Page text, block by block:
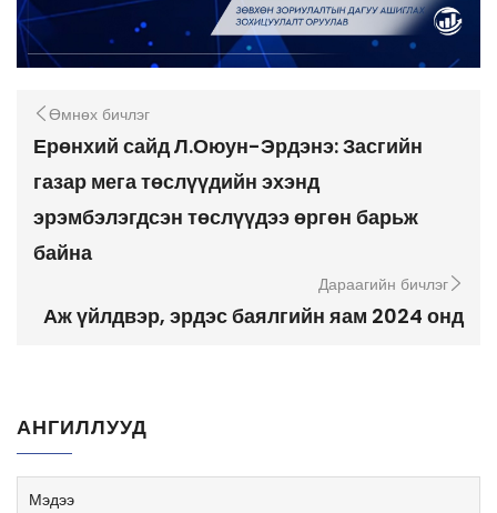
Өмнөх бичлэг
Ерөнхий сайд Л.Оюун-Эрдэнэ: Засгийн
газар мега төслүүдийн эхэнд
эрэмбэлэгдсэн төслүүдээ өргөн барьж
байна
Дараагийн бичлэг
Аж үйлдвэр, эрдэс баялгийн яам 2024 онд
АНГИЛЛУУД
Мэдээ